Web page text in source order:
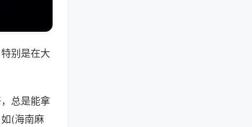
别是在大
总是能拿
(海南麻